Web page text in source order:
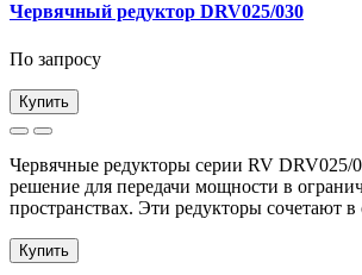
Червячный редуктор DRV025/030
По запросу
Купить
Червячные редукторы серии RV DRV025/
решение для передачи мощности в
пространствах. Эти редукторы сочетают в
Купить